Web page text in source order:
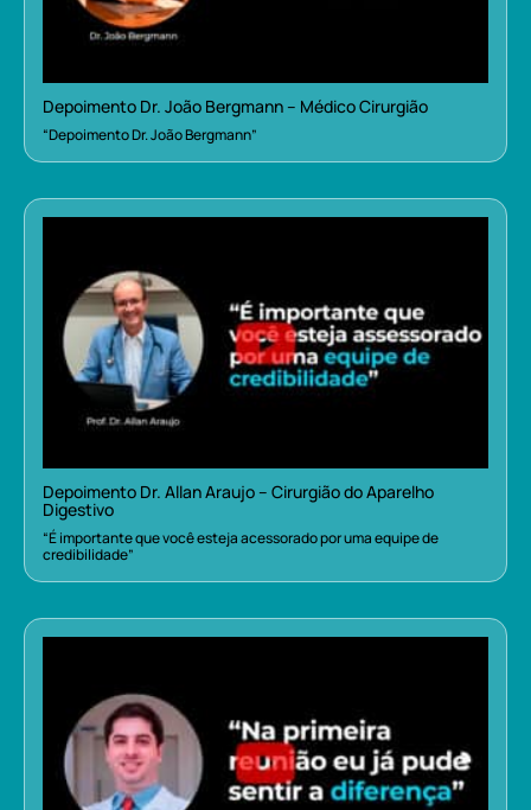
Depoimento Dr. João Bergmann – Médico Cirurgião
“Depoimento Dr. João Bergmann”
Depoimento Dr. Allan Araujo – Cirurgião do Aparelho
Digestivo
“É importante que você esteja acessorado por uma equipe de
credibilidade”